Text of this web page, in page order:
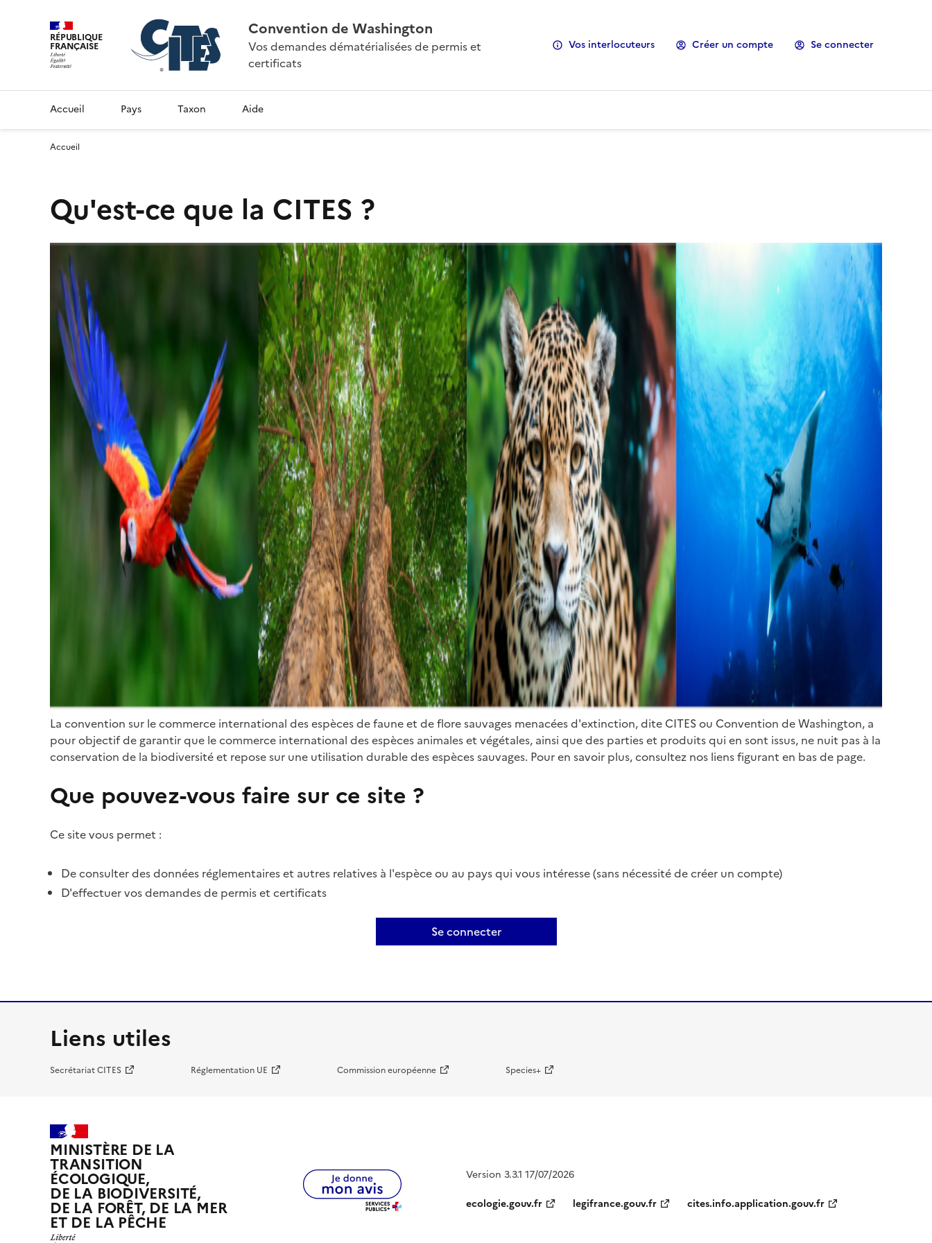
RÉPUBLIQUE
FRANÇAISE
Convention de Washington
Vos demandes dématérialisées de permis et
certificats
Vos interlocuteurs Créer un compte Se connecter
Accueil Pays Taxon Aide
Accueil
Qu'est-ce que la CITES ?
La convention sur le commerce international des espèces de faune et de flore sauvages menacées d'extinction, dite CITES ou Convention de Washington, a
pour objectif de garantir que le commerce international des espèces animales et végétales, ainsi que des parties et produits qui en sont issus, ne nuit pas à la
conservation de la biodiversité et repose sur une utilisation durable des espèces sauvages. Pour en savoir plus, consultez nos liens figurant en bas de page.
Que pouvez-vous faire sur ce site ?
Ce site vous permet :
De consulter des données réglementaires et autres relatives à l'espèce ou au pays qui vous intéresse (sans nécessité de créer un compte)
D'effectuer vos demandes de permis et certificats
Se connecter
Liens utiles
Secrétariat CITES Réglementation UE Commission européenne Species+
MINISTÈRE DE LA
TRANSITION
ÉCOLOGIQUE,
DE LA BIODIVERSITÉ,
DE LA FORÊT, DE LA MER
ET DE LA PÊCHE
Version 3.3.1 17/07/2026
ecologie.gouv.fr
legifrance.gouv.fr cites.info.application.gouv.fr